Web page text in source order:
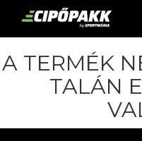
A TERMÉK
TALÁN